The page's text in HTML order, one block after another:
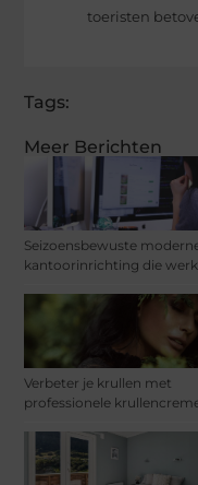
Meer Berichten
Seizoensbewuste
kantoorinrichting die
Verbeter je krullen met
professionele
toeristen
Tags: